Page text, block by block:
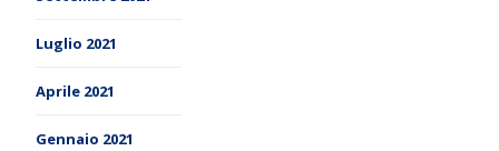
Luglio 2021
Aprile 2021
Gennaio 2021